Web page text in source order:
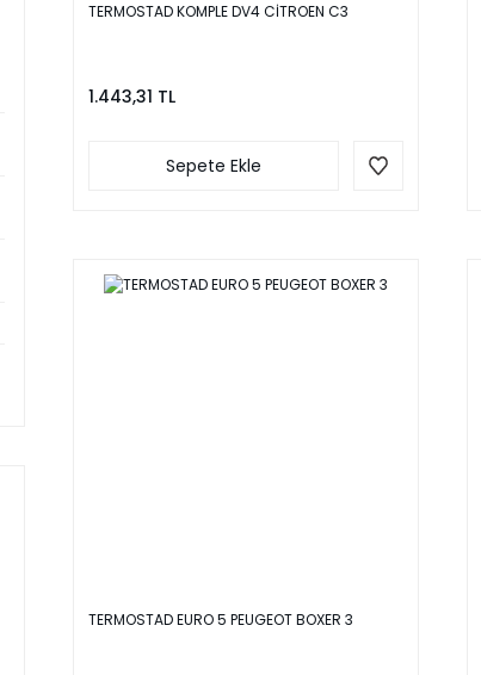
TERMOSTAD KOMPLE DV4 CİTROEN C3
1.443,31 TL
Sepete Ekle
TERMOSTAD EURO 5 PEUGEOT BOXER 3